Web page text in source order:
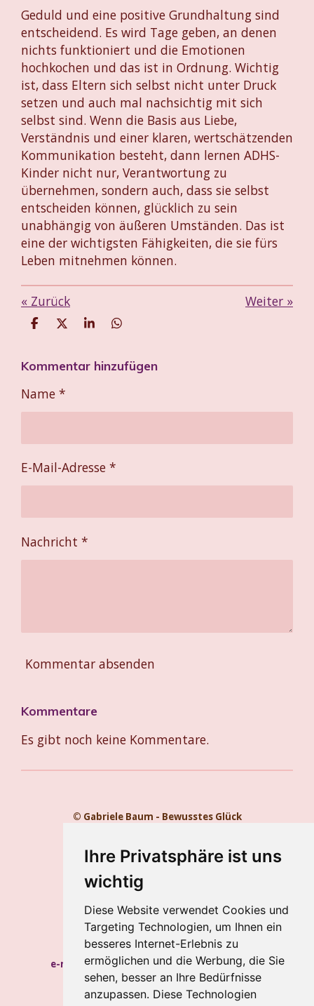
Ihre Privatsphäre ist uns
wichtig
Diese Website verwendet Cookies und
Targeting Technologien, um Ihnen ein
besseres Internet-Erlebnis zu
ermöglichen und die Werbung, die Sie
sehen, besser an Ihre Bedürfnisse
anzupassen. Diese Technologien
Geduld und eine positive Grundhaltung sind
entscheidend. Es wird Tage geben, an denen
nichts funktioniert und die Emotionen
hochkochen und das ist in Ordnung. Wichtig
ist, dass Eltern sich selbst nicht unter Druck
setzen und auch mal nachsichtig mit sich
selbst sind. Wenn die Basis aus Liebe,
Verständnis und einer klaren, wertschätzenden
Kommunikation besteht, dann lernen ADHS-
Kinder nicht nur, Verantwortung zu
übernehmen, sondern auch, dass sie selbst
entscheiden können, glücklich zu sein
unabhängig von äußeren Umständen. Das ist
eine der wichtigsten Fähigkeiten, die sie fürs
Leben mitnehmen können.
« Zurück Weiter »
T
l
n
T
l
n
T
l
T
l
Kommentar hinzufügen
Name *
E-Mail-Adresse *
Nachricht *
Kommentar absenden
Kommentare
Es gibt noch keine Kommentare.
© Gabriele Baum - Bewusstes Glück
Datenschutz
Gabriele Baum
Wilhelmstraße 34, 56112 Lahnstein
Handy: +49 157 8450 2773
e-mail:hypnosecoaching.baum@gmail.com
Meine Blogs